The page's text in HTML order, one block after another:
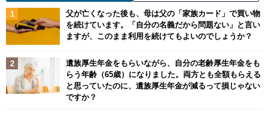
父が亡くなった後も、母は父の「家族カード」で買い物
を続けています。「自分の名義だから問題ない」と言い
ますが、このまま利用を続けてもよいのでしょうか？
遺族厚生年金をもらいながら、自分の老齢厚生年金をも
らう年齢（65歳）になりました。両方とも全額もらえる
と思っていたのに、遺族厚生年金が減るって損じゃない
ですか？